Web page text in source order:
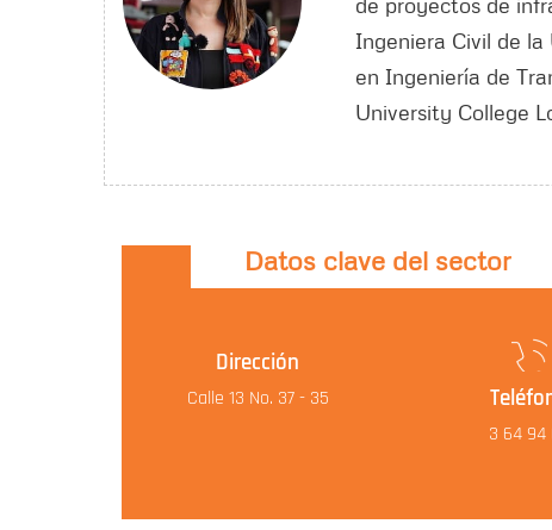
Ingeniera Civil de la
en Ingeniería de
University College
Datos clave del sector
Dirección
Calle 13 No. 37 - 35
3 64 94